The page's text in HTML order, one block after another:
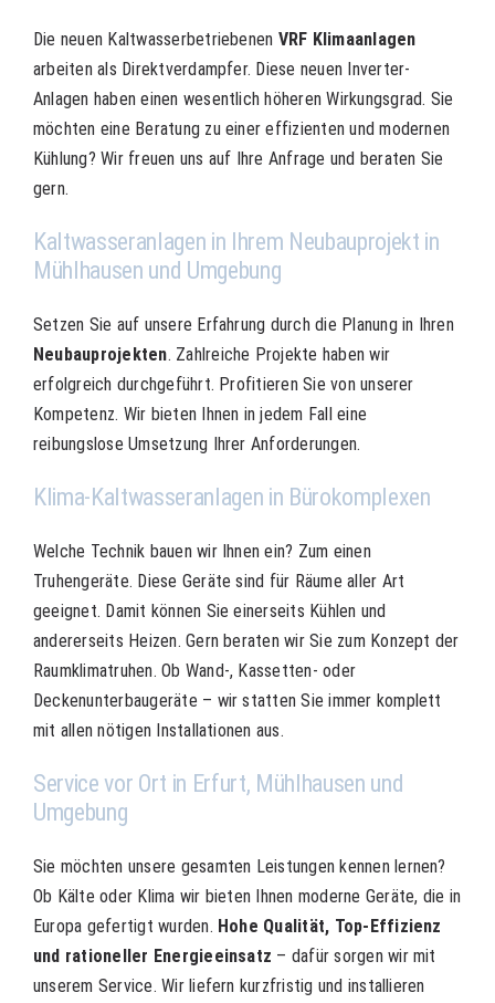
Die neuen Kaltwasserbetriebenen VRF Klimaanlagen
arbeiten als Direktverdampfer. Diese neuen Inverter-
Anlagen haben einen wesentlich höheren Wirkungsgrad. Sie
möchten eine Beratung zu einer effizienten und modernen
Kühlung? Wir freuen uns auf Ihre Anfrage und beraten Sie
gern.
Kaltwasseranlagen in Ihrem Neubauprojekt in
Mühlhausen und Umgebung
Setzen Sie auf unsere Erfahrung durch die Planung in Ihren
Neubauprojekten. Zahlreiche Projekte haben wir
erfolgreich durchgeführt. Profitieren Sie von unserer
Kompetenz. Wir bieten Ihnen in jedem Fall eine
reibungslose Umsetzung Ihrer Anforderungen.
Klima-Kaltwasseranlagen in Bürokomplexen
Welche Technik bauen wir Ihnen ein? Zum einen
Truhengeräte. Diese Geräte sind für Räume aller Art
geeignet. Damit können Sie einerseits Kühlen und
andererseits Heizen. Gern beraten wir Sie zum Konzept der
Raumklimatruhen. Ob Wand-, Kassetten- oder
Deckenunterbaugeräte – wir statten Sie immer komplett
mit allen nötigen Installationen aus.
Service vor Ort in Erfurt, Mühlhausen und
Umgebung
Sie möchten unsere gesamten Leistungen kennen lernen?
Ob Kälte oder Klima wir bieten Ihnen moderne Geräte, die in
Europa gefertigt wurden. Hohe Qualität, Top-Effizienz
und rationeller Energieeinsatz – dafür sorgen wir mit
unserem Service. Wir liefern kurzfristig und installieren